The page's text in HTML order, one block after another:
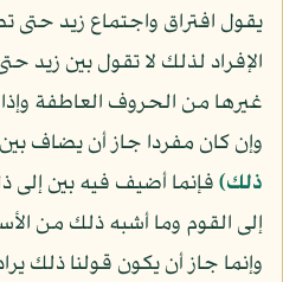
يقول افتراق واجتماع زيد حتى
الإفراد لذلك لا تقول بين زيد
غيرها من الحروف العاطفة وإذا
وإن كان مفردا جاز أن يضاف بين
ذلك﴾فإنما أضيف فيه بين
إلى القوم وما أشبه ذلك من
وإنما جاز أن يكون قولنا ذلك